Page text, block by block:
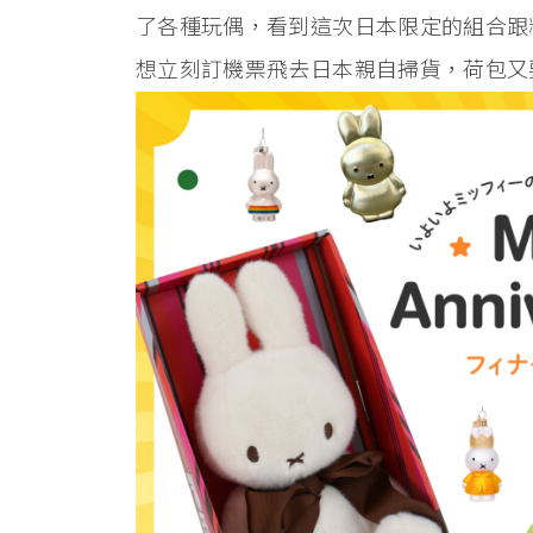
了各種玩偶，看到這次日本限定的組合
想立刻訂機票飛去日本親自掃貨，荷包